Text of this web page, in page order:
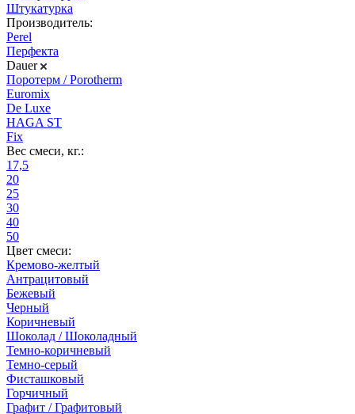
Штукатурка
Производитель:
Perel
Перфекта
Dauer
Поротерм / Porotherm
Euromix
De Luxe
HAGA ST
Fix
Вес смеси, кг.:
17,5
20
25
30
40
50
Цвет смеси:
Кремово-желтый
Антрацитовый
Бежевый
Черный
Коричневый
Шоколад / Шоколадный
Темно-коричневый
Темно-серый
Фисташковый
Горчичный
Графит / Графитовый